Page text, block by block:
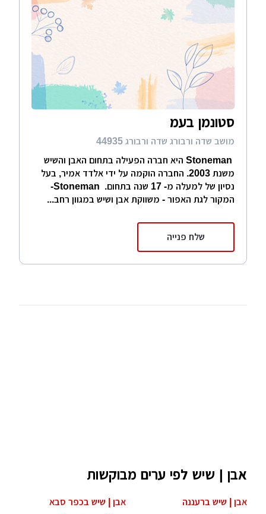
סטונמן בעמ
מושב שדה ורבורג שדה ורבורג 44935
Stoneman היא חברה הפעילה בתחום האבן והשיש
משנת 2003. החברה הוקמה על ידי אלדד אמיר, בעל
נסיון של למעלה מ- 17 שנה בתחום. Stoneman-
המקור לגת האפור - משווקת אבן ושיש במגוון רחב...
שלח פנייה
אבן | שיש לפי ערים מבוקשות
אבן | שיש ברעננה
אבן | שיש בכפר סבא